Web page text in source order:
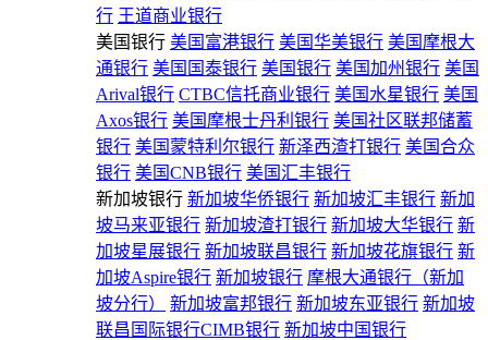
行 王道商业银行
美国银行 美国富港银行 美国华美银行 美国摩根大
通银行 美国国泰银行 美国银行 美国加州银行 美国
Arival银行 CTBC信托商业银行 美国水星银行 美国
Axos银行 美国摩根士丹利银行 美国社区联邦储蓄
银行 美国蒙特利尔银行 新泽西渣打银行 美国合众
银行 美国CNB银行 美国汇丰银行
新加坡银行 新加坡华侨银行 新加坡汇丰银行 新加
坡马来亚银行 新加坡渣打银行 新加坡大华银行 新
加坡星展银行 新加坡联昌银行 新加坡花旗银行 新
加坡Aspire银行 新加坡银行 摩根大通银行（新加
坡分行）
新加坡富邦银行 新加坡东亚银行 新加坡
联昌国际银行CIMB银行 新加坡中国银行